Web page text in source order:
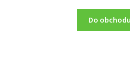
Do obchodu